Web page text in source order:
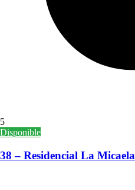
5
Disponible
38 – Residencial La Micaela